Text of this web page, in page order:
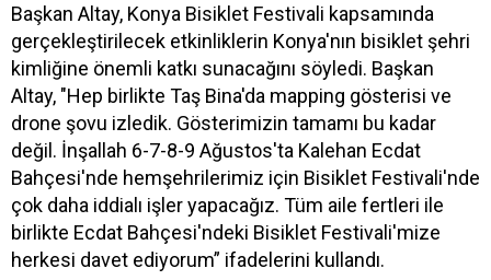
Başkan Altay, Konya Bisiklet Festivali kapsamında
gerçekleştirilecek etkinliklerin Konya'nın bisiklet şehri
kimliğine önemli katkı sunacağını söyledi. Başkan
Altay, "Hep birlikte Taş Bina'da mapping gösterisi ve
drone şovu izledik. Gösterimizin tamamı bu kadar
değil. İnşallah 6-7-8-9 Ağustos'ta Kalehan Ecdat
Bahçesi'nde hemşehrilerimiz için Bisiklet Festivali'nde
çok daha iddialı işler yapacağız. Tüm aile fertleri ile
birlikte Ecdat Bahçesi'ndeki Bisiklet Festivali'mize
herkesi davet ediyorum” ifadelerini kullandı.